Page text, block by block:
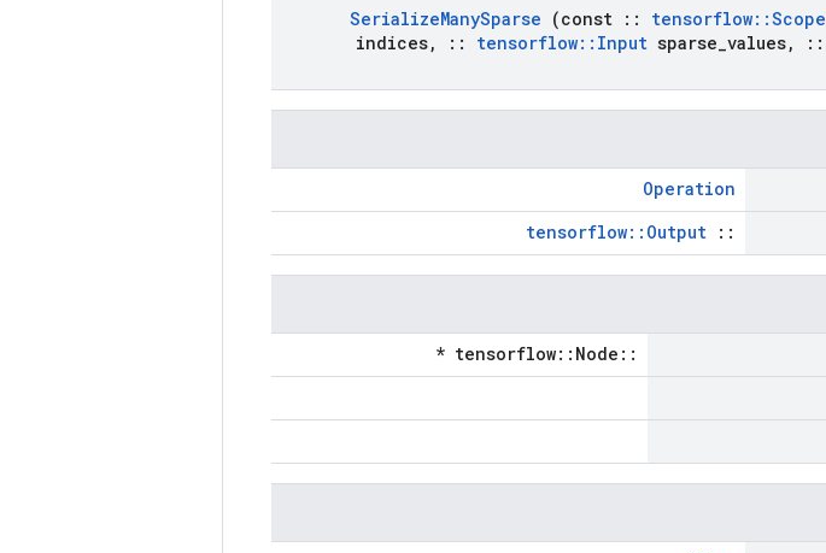
SerializeManySparse (const :: tensorflow::Scope
indices, :: tensorflow:: Input sparse values, ::
Operation
::
tensorflow::Output
::tensorflow::Node *